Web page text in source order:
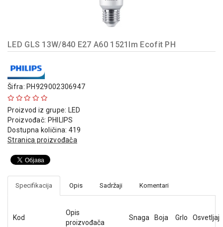
Instalacioni
Napajanja
kontrola
osvetljenja
Baterijska
oprema
Alat
LED GLS 13W/840 E27 A60 1521lm Ecofit PH
Šifra: PH929002306947
Proizvod iz grupe: LED
Proizvođač: PHILIPS
Dostupna količina: 419
Stranica proizvođača
Specifikacija Opis Sadržaji Komentari
Kod
Opis
proizvođača
Snaga Boja Grlo Osvetljaj